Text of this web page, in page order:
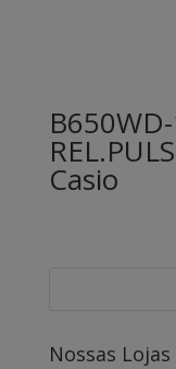
Casio
Nossas Lojas